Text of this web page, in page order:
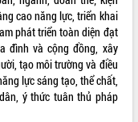
cao năng lực, triển khai
phát triển toàn diện đạt
đình và cộng đồng, xây
tạo môi trường và điều
lực sáng tạo, thể chất,
ý thức tuân thủ pháp